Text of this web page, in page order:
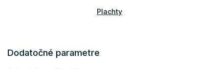
Plachty
Dodatočné parametre